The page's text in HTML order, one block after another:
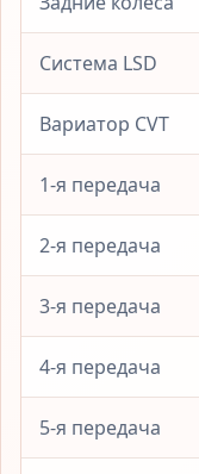
Система LSD
Вариатор CVT
1-я передача
2-я передача
3-я передача
4-я передача
5-я передача